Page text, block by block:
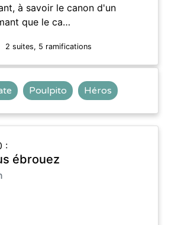
à savoir le canon d'un
que le ca…
2 suites, 5 ramifications
Poulpito Héros
:
ébrouez